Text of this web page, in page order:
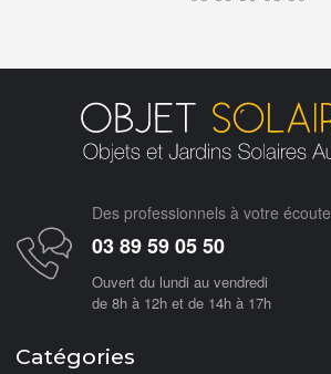
Des professionnels à votre écoute
03 89 59 05 50
Ouvert du lundi au vendredi
de 8h à 12h et de 14h à 17h
Catégories